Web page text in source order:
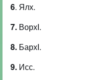
6. Ялх.
7. ВорхІ.
8. БархІ.
9. Исс.